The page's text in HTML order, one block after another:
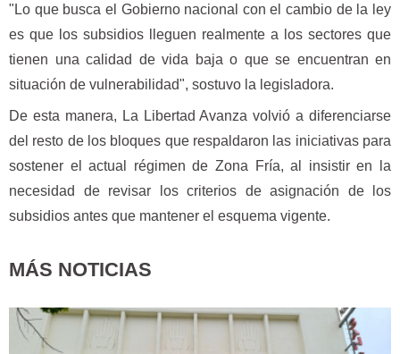
"Lo que busca el Gobierno nacional con el cambio de la ley
es que los subsidios lleguen realmente a los sectores que
tienen una calidad de vida baja o que se encuentran en
situación de vulnerabilidad", sostuvo la legisladora.
De esta manera, La Libertad Avanza volvió a diferenciarse
del resto de los bloques que respaldaron las iniciativas para
sostener el actual régimen de Zona Fría, al insistir en la
necesidad de revisar los criterios de asignación de los
subsidios antes que mantener el esquema vigente.
MÁS NOTICIAS